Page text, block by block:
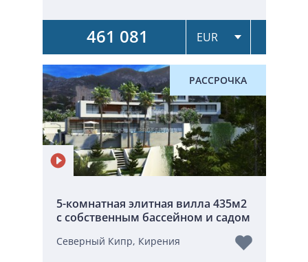
461 081
РАССРОЧКА
5-комнатная элитная вилла 435м2
с собственным бассейном и садом
Северный Кипр, Кирения